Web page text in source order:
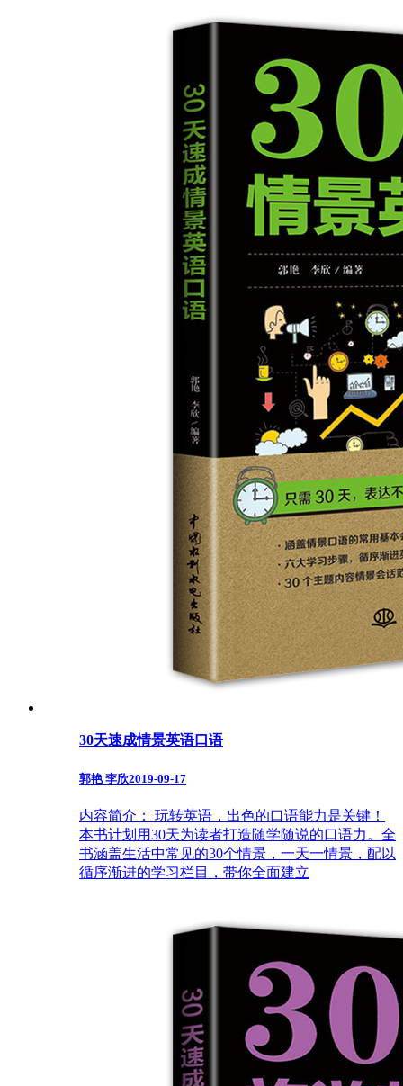
30天速成情景英语口语
郭艳 李欣2019-09-17
内容简介： 玩转英语，出色的口语能力是关键！
本书计划用30天为读者打造随学随说的口语力。全
书涵盖生活中常见的30个情景，一天一情景，配以
循序渐进的学习栏目，带你全面建立